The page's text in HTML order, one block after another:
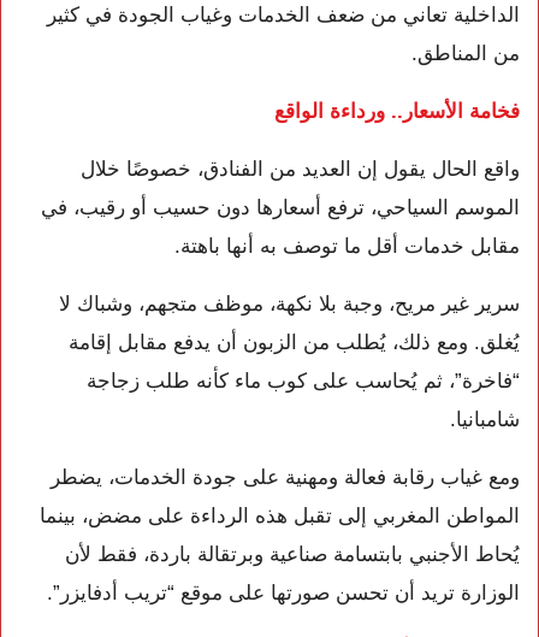
الداخلية تعاني من ضعف الخدمات وغياب الجودة في كثير
من المناطق.
فخامة الأسعار.. ورداءة الواقع
واقع الحال يقول إن العديد من الفنادق، خصوصًا خلال
الموسم السياحي، ترفع أسعارها دون حسيب أو رقيب، في
مقابل خدمات أقل ما توصف به أنها باهتة.
سرير غير مريح، وجبة بلا نكهة، موظف متجهم، وشباك لا
يُغلق. ومع ذلك، يُطلب من الزبون أن يدفع مقابل إقامة
“فاخرة”، ثم يُحاسب على كوب ماء كأنه طلب زجاجة
شامبانيا.
ومع غياب رقابة فعالة ومهنية على جودة الخدمات، يضطر
المواطن المغربي إلى تقبل هذه الرداءة على مضض، بينما
يُحاط الأجنبي بابتسامة صناعية وبرتقالة باردة، فقط لأن
الوزارة تريد أن تحسن صورتها على موقع “تريب أدفايزر”.